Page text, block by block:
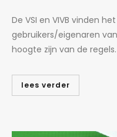
De VSI en VIVB vinden
gebruikers/eigenaren
hoogte zijn van de regels.
lees verder